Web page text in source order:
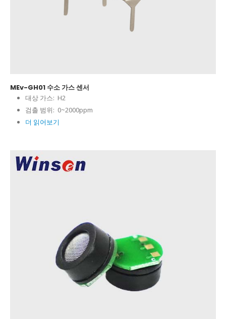
MEv-GH01 수소 가스 센서
대상 가스: H2
검출 범위: 0~2000ppm
더 읽어보기